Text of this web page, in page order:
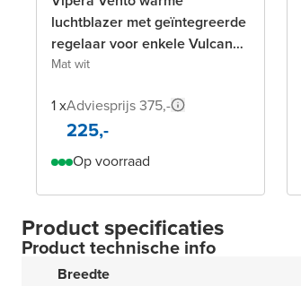
luchtblazer met geïntegreerde
regelaar voor enkele Vulcan
elektrische handdoekradiator
Mat wit
1 xAdviesprijs 375,-
225,-
Op voorraad
Product specificaties
Product technische info
Breedte